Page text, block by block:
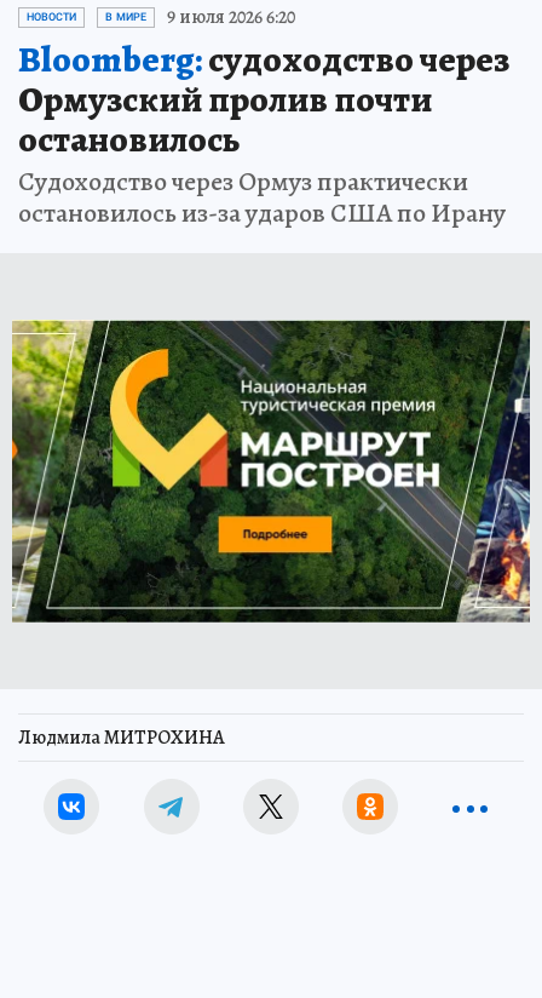
НОВОСТИ В МИРЕ 9 июля 2026 6:20
Bloomberg:судоходство через
Ормузский пролив почти
остановилось
Судоходство через Ормуз практически
остановилось из-за ударов США по Ирану
Людмила МИТРОХИНА